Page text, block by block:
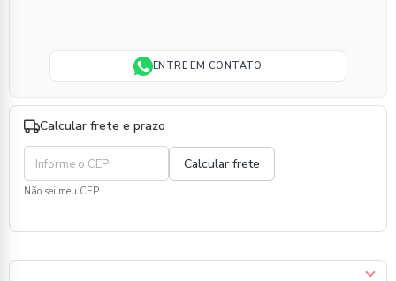
ENTRE EM CONTATO
Calcular frete e prazo
Não sei meu CEP